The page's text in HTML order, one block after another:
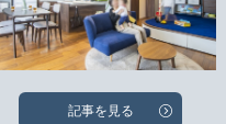
記事を見る